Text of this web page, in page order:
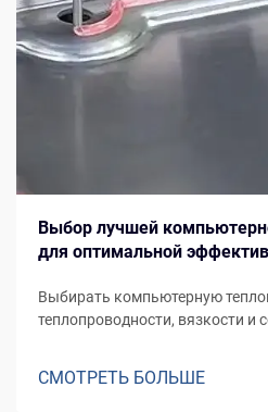
Выбор лучшей
для оптимальной
Выбирать компьютерную
теплопроводности, вязкости и
различных систем
СМОТРЕТЬ БОЛЬШЕ